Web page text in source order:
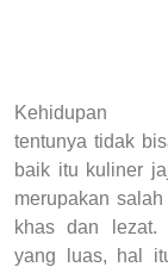
Kehidupan
tentunya tidak
baik itu kuliner
merupakan
khas dan lezat.
yang luas, hal